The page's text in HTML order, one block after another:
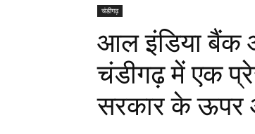
चंडीगढ़
आल इंडिया बैंक
चंडीगढ़ में एक
सरकार के ऊपर